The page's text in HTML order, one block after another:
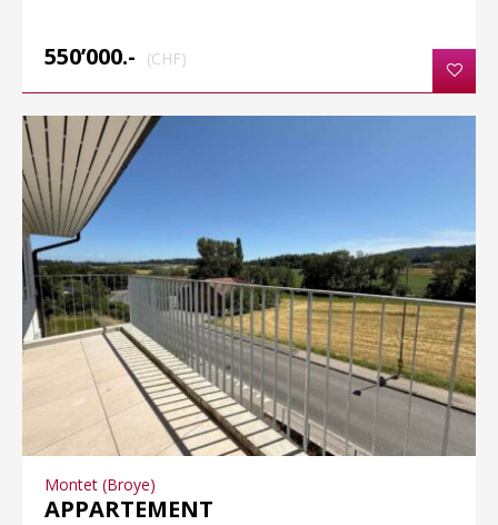
550’000.- (CHF)
Montet (Broye)
APPARTEMENT